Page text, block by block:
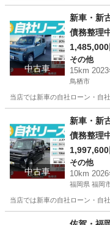
中古車
新車・新
債務整理
ツ タフ
1,485,000
その他
15km
鳥栖市
当店では新車の自社ローン・自
その他
中古車
新車・新
債務整理
スペーシ
1,997,600
その他
10km
福岡県 福岡
当店では新車の自社ローン・自
その他